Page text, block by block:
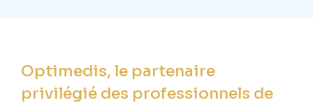
Optimedis, le partenaire
privilégié des professionnels de